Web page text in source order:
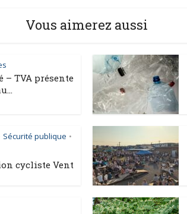
Vous aimerez aussi
– TVA présente
Sécurité publique •
cycliste Vent